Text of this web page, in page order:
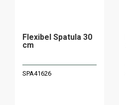
Flexibel Spatula 30
cm
SPA41626